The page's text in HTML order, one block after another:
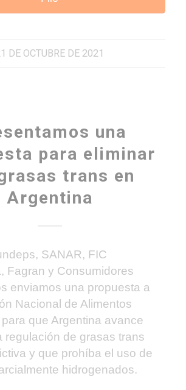
DE OCTUBRE DE 2021
una
para eliminar
trans en
Argentina
SANAR, FIC
Fagran y Consumidores
enviamos una propuesta a
Nacional de Alimentos
para que Argentina avance
regulación de grasas trans
y que prohíba el uso de
hidrogenados.